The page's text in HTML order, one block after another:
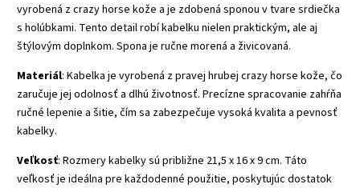
vyrobená z crazy horse kože a je zdobená sponou v tvare srdiečka
s holúbkami. Tento detail robí kabelku nielen praktickým, ale aj
štýlovým doplnkom. Spona je ručne morená a živicovaná.
Materiál: Kabelka je vyrobená z pravej hrubej crazy horse kože, čo
zaručuje jej odolnosť a dlhú životnosť. Precízne spracovanie zahŕňa
ručné lepenie a šitie, čím sa zabezpečuje vysoká kvalita a pevnosť
kabelky.
Veľkosť: Rozmery kabelky sú približne 21,5 x 16 x 9 cm. Táto
veľkosť je ideálna pre každodenné použitie, poskytujúc dostatok